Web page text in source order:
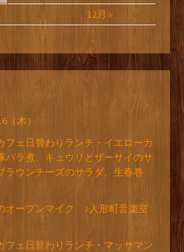
12月 »
（木）
フェ日替わりランチ・イエローカ
バラ煮、キュウリとザーサイのサ
ラウンチーズのサラダ、生春巻
ープンマイク ♪人形町音楽室
フェ日替わりランチ・マッサマン